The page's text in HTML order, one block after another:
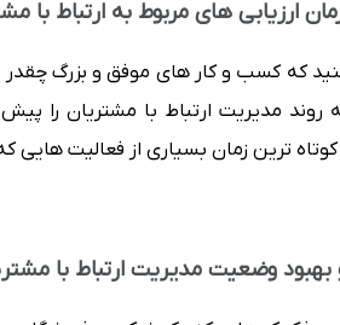
که کسب و کار های موفق و بزرگ چقدر
که روند مدیریت ارتباط با مشتریان را
کوتاه ترین زمان بسیاری از فعالیت هایی